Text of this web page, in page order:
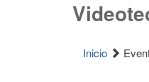
Inicio